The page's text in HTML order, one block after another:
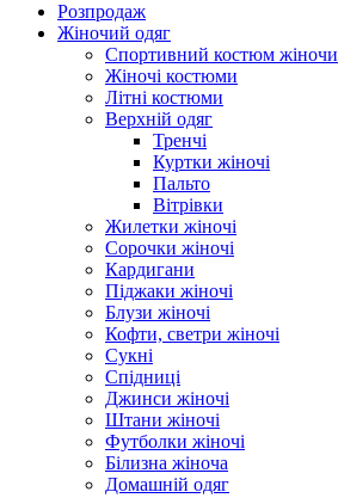
Розпродаж
Жіночий одяг
Спортивний костюм
Жіночі костюми
Літні костюми
Верхній одяг
Тренчі
Куртки жіночі
Пальто
Вітрівки
Жилетки жіночі
Сорочки жіночі
Кардигани
Піджаки жіночі
Блузи жіночі
Кофти, светри жіночі
Сукні
Спідниці
Джинси жіночі
Штани жіночі
Футболки жіночі
Білизна жіноча
Домашній одяг